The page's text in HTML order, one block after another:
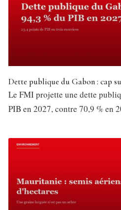
Dette publique du Gabon : cap
Le FMI projette une dette
PIB en 2027, contre 70,9 % en